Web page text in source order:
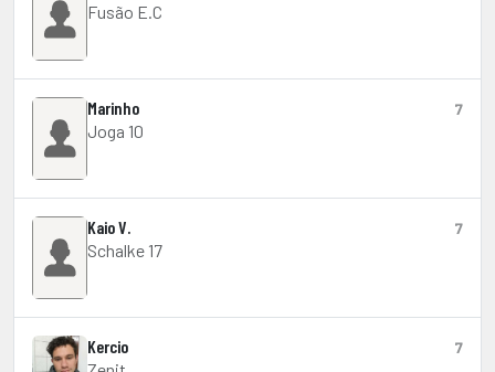
Fusão E.C
Marinho
Joga 10
7
Kaio V.
Schalke 17
7
Kercio
7